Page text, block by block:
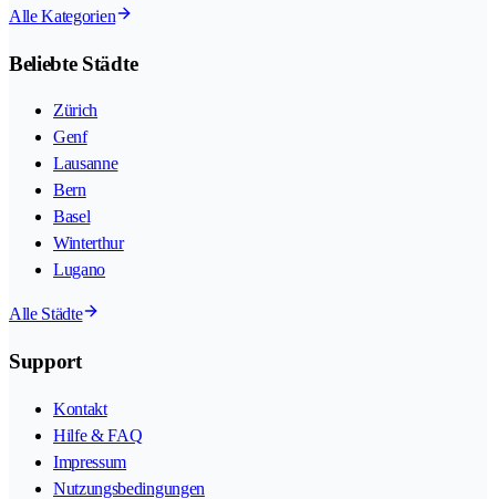
Alle Kategorien
Beliebte Städte
Zürich
Genf
Lausanne
Bern
Basel
Winterthur
Lugano
Alle Städte
Support
Kontakt
Hilfe & FAQ
Impressum
Nutzungsbedingungen